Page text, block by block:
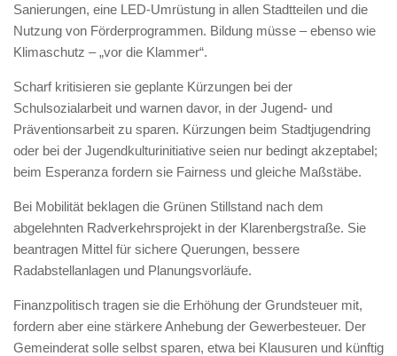
Sanierungen, eine LED-Umrüstung in allen Stadtteilen und die
Nutzung von Förderprogrammen. Bildung müsse – ebenso wie
Klimaschutz – „vor die Klammer“.
Scharf kritisieren sie geplante Kürzungen bei der
Schulsozialarbeit und warnen davor, in der Jugend- und
Präventionsarbeit zu sparen. Kürzungen beim Stadtjugendring
oder bei der Jugendkulturinitiative seien nur bedingt akzeptabel;
beim Esperanza fordern sie Fairness und gleiche Maßstäbe.
Bei Mobilität beklagen die Grünen Stillstand nach dem
abgelehnten Radverkehrsprojekt in der Klarenbergstraße. Sie
beantragen Mittel für sichere Querungen, bessere
Radabstellanlagen und Planungsvorläufe.
Finanzpolitisch tragen sie die Erhöhung der Grundsteuer mit,
fordern aber eine stärkere Anhebung der Gewerbesteuer. Der
Gemeinderat solle selbst sparen, etwa bei Klausuren und künftig